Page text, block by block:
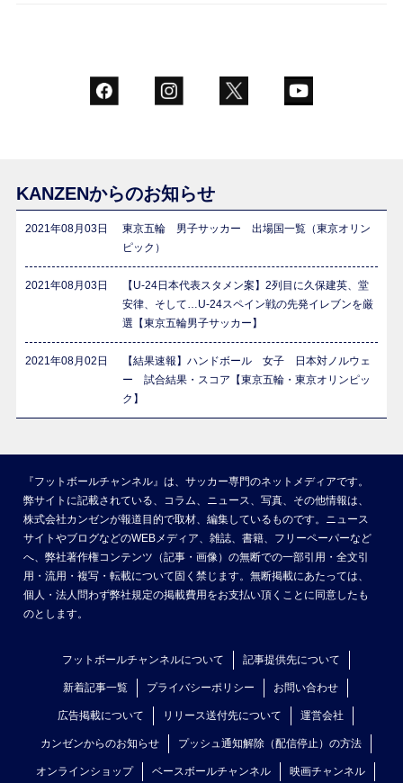
KANZENからのお知らせ
2021年08月03日
東京五輪 男子サッカー 出場国一覧（東京オリン
ピック）
2021年08月03日
【U-24日本代表スタメン案】2列目に久保建英、堂
安律、そして…U-24スペイン戦の先発イレブンを厳
選【東京五輪男子サッカー】
2021年08月02日
【結果速報】ハンドボール 女子 日本対ノルウェ
ー 試合結果・スコア【東京五輪・東京オリンピッ
ク】
『フットボールチャンネル』は、サッカー専門のネットメディアです。
弊サイトに記載されている、コラム、ニュース、写真、その他情報は、
株式会社カンゼンが報道目的で取材、編集しているものです。ニュース
サイトやブログなどのWEBメディア、雑誌、書籍、フリーペーパーなど
へ、弊社著作権コンテンツ（記事・画像）の無断での一部引用・全文引
用・流用・複写・転載について固く禁じます。無断掲載にあたっては、
個人・法人問わず弊社規定の掲載費用をお支払い頂くことに同意したも
のとします。
フットボールチャンネルについて 記事提供先について
新着記事一覧 プライバシーポリシー お問い合わせ
広告掲載について リリース送付先について 運営会社
カンゼンからのお知らせ プッシュ通知解除（配信停止）の方法
オンラインショップ ベースボールチャンネル 映画チャンネル